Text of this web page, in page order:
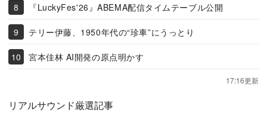
『LuckyFes'26』ABEMA配信タイムテーブル公開
テリー伊藤、1950年代の“珍車”にうっとり
宮本佳林 AI開発の原点明かす
17:16更新
リアルサウンド厳選記事